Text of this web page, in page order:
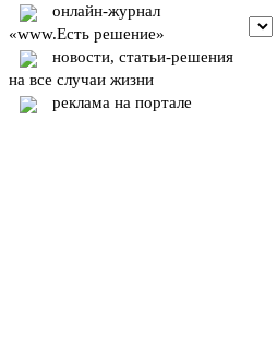
онлайн-журнал
«www.Есть решение»
новости, статьи-решения
на все случаи жизни
реклама на портале